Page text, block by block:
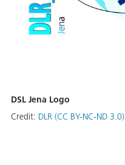
DSL Jena Logo
Credit: DLR (CC BY-NC-ND 3.0)